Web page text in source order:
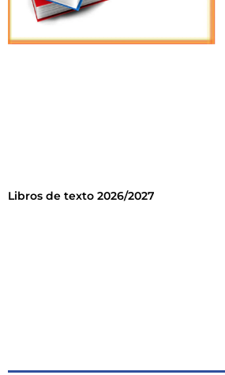
Libros de texto 2026/2027